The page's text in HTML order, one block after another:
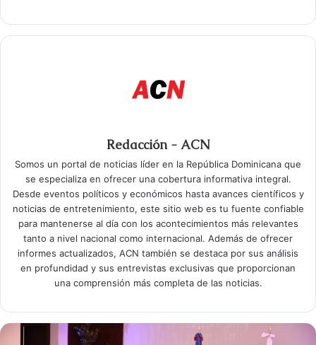
Redacción - ACN
Somos un portal de noticias líder en la República Dominicana que
se especializa en ofrecer una cobertura informativa integral.
Desde eventos políticos y económicos hasta avances científicos y
noticias de entretenimiento, este sitio web es tu fuente confiable
para mantenerse al día con los acontecimientos más relevantes
tanto a nivel nacional como internacional. Además de ofrecer
informes actualizados, ACN también se destaca por sus análisis
en profundidad y sus entrevistas exclusivas que proporcionan
una comprensión más completa de las noticias.